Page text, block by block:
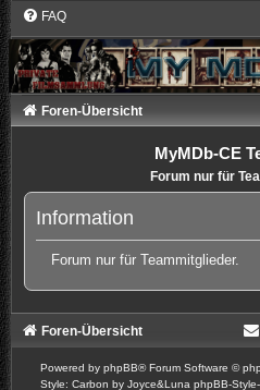
FAQ
Foren-Übersicht
MyMDb-CE
Forum nur für
Information
Forum nur für Teammitglieder.
Foren-Übersicht
Powered by phpBB® Forum Software ©
Style: Carbon by Joyce&Luna phpBB-